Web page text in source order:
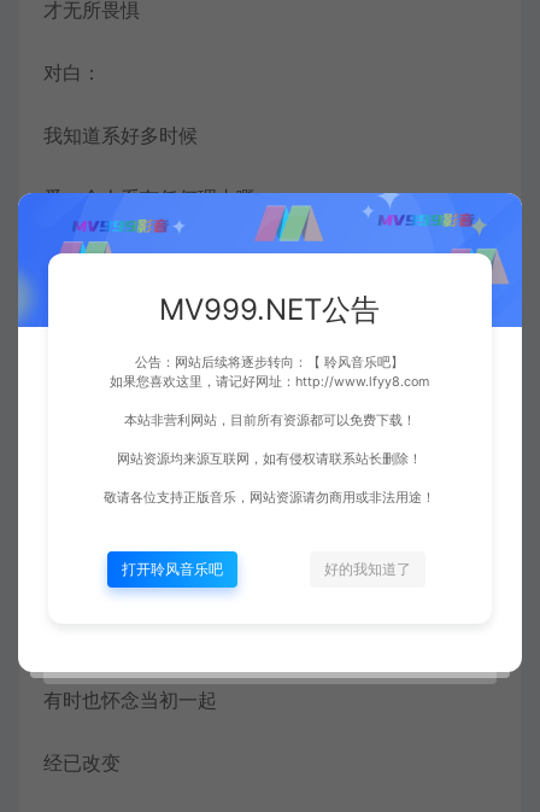
才无所畏惧
对白：
我知道系好多时候
爱一个人系冇任何理由嘅
你同其他女仔唔一样嘅就系
你从来都唔问我钟意你啲乜
反而我成日都问你
你究竟钟意我啲乜
笑的多一些改变要彻底
直面这世界真假游戏
有时也怀念当初一起
经已改变
MV999.NET公告
公告：网站后续将逐步转向：【 聆风音乐吧】
如果您喜欢这里，请记好网址：http://www.lfyy8.com
本站非营利网站，目前所有资源都可以免费下载！
网站资源均来源互联网，如有侵权请联系站长删除！
敬请各位支持正版音乐，网站资源请勿商用或非法用途！
打开聆风音乐吧 好的我知道了